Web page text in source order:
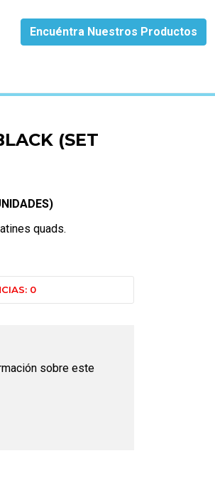
Encuéntra Nuestros Productos
(SET
quads.
0
sobre este